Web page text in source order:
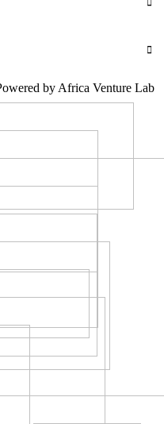
by Africa Venture Lab